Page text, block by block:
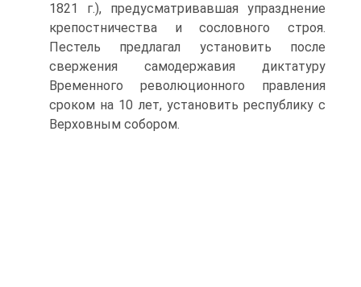
1821 г.), предусматривавшая упразднение
крепостничества и сословного строя.
Пестель предлагал установить после
свержения самодержавия диктатуру
Временного революционного правления
сроком на 10 лет, установить республику с
Верховным собором.